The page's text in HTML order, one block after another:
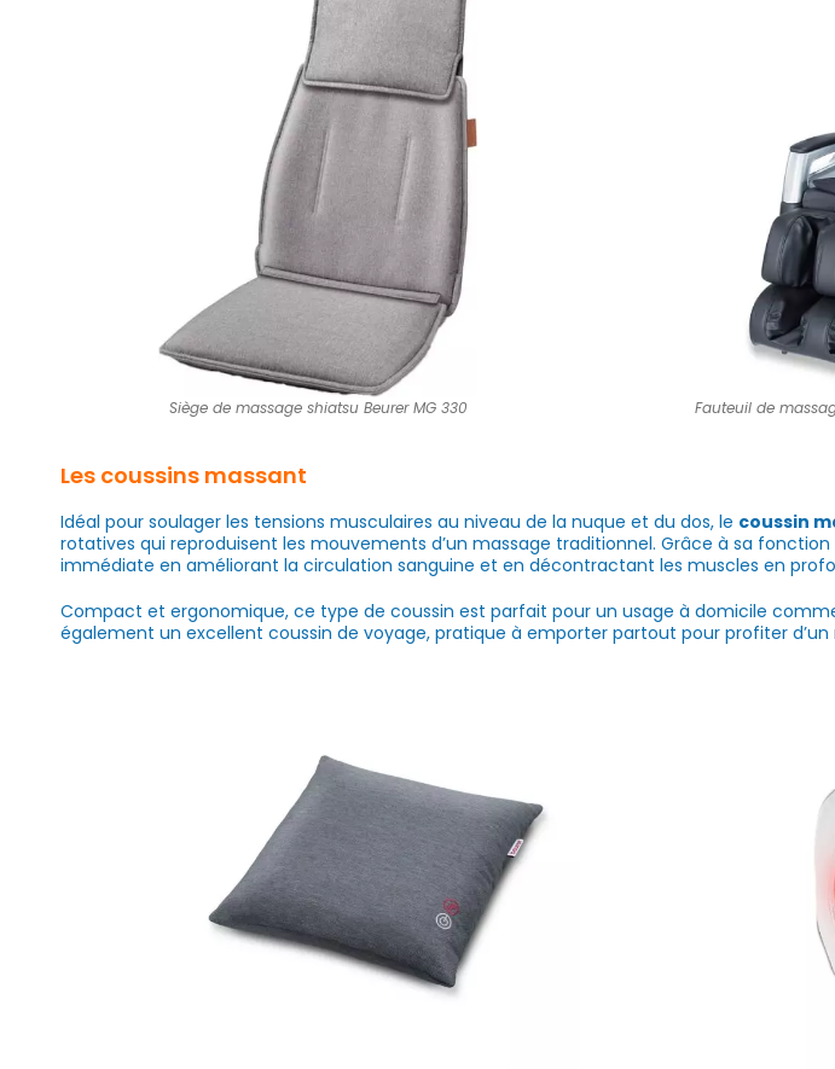
Siège de massage shiatsu Beurer MG 330 Fauteuil de
Les coussins massant
Idéal pour soulager les tensions musculaires au niveau de la nuque et du dos, le coussin
rotatives qui reproduisent les mouvements d’un massage traditionnel. Grâce à sa
immédiate en améliorant la circulation sanguine et en décontractant les muscles en
Compact et ergonomique, ce type de coussin est parfait pour un usage à domicile
également un excellent coussin de voyage, pratique à emporter partout pour profiter d’un